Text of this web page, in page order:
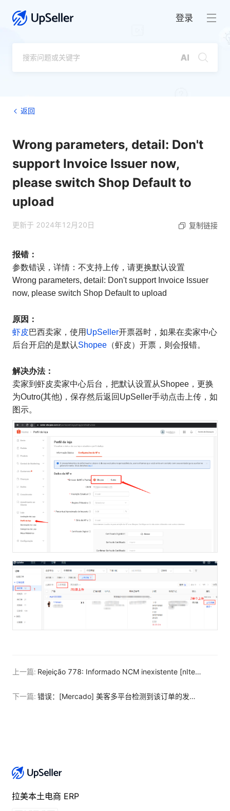
登录
返回
Wrong parameters, detail: Don't
support Invoice Issuer now,
please switch Shop Default to
upload
更新于 2024年12月20日 复制链接
报错：
参数错误，详情：不支持上传，请更换默认设置
Wrong parameters, detail: Don't support Invoice Issuer
now, please switch Shop Default to upload
原因：
虾皮巴西卖家，使用 UpSeller开票器时，如果在卖家中心
后台开启的是默认Shopee （虾皮）开票，则会报错。
解决办法：
卖家到虾皮卖家中心后台，把默认设置从Shopee，更换
为Outro(其他)，保存然后返回UpSeller手动点击上传，如
图示。
上一篇: Rejeição 778: Informado NCM inexistente [nItem:1]
下一篇: 错误：[Mercado] 美客多平台检测到该订单的发票金额与订单金额不一致，因此拒绝了该发票。
拉美本土电商 ERP